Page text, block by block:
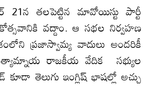
21న తలపెట్టిన మావోయిస్టు పార్టీ
వద్దాం. ఆ సభల నిర్వహణ
ప్రజాస్వామ్య వాదులు అందరికీ
రాజకీయ వేదిక సభ్యుల
తెలుగు ఇంగ్లిష్‌ భాషల్లో అచ్చు